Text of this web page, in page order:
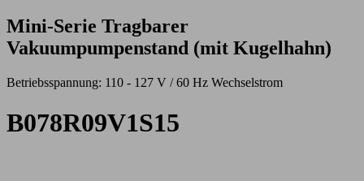
Mini-Serie Tragbarer
Vakuumpumpenstand (mit Kugelhahn)
Betriebsspannung: 110 - 127 V / 60 Hz Wechselstrom
B078R09V1S15